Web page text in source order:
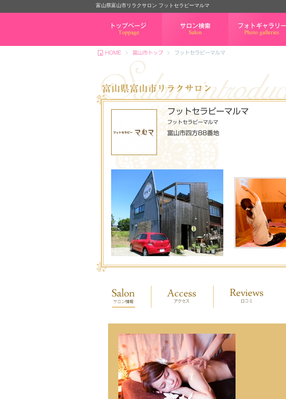
富山県富山市リラクサロン フットセラピーマルマ
HOME 富山市トップ フットセラピーマルマ
富山県富山市リラクサロン
フットセラピーマルマ
フットセラピーマルマ
富山市四方88番地